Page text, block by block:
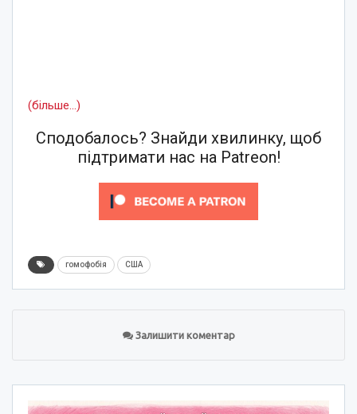
(більше…)
Сподобалось? Знайди хвилинку, щоб
підтримати нас на Patreon!
гомофобія США
Залишити коментар